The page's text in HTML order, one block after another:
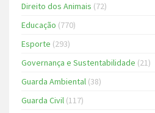
Direito dos Animais (72)
Educação (770)
Esporte (293)
Governança e Sustentabilidade (21)
Guarda Ambiental (38)
Guarda Civil (117)